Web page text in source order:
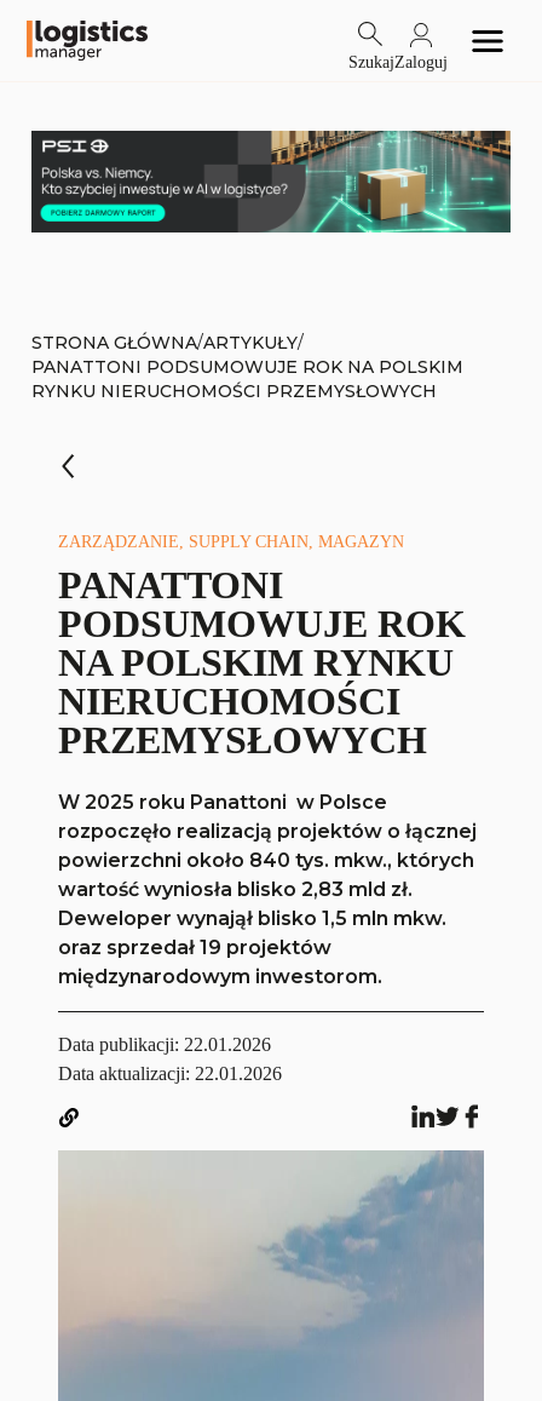
SzukajZaloguj
STRONA GŁÓWNA/ARTYKUŁY/
PANATTONI PODSUMOWUJE ROK NA POLSKIM
RYNKU NIERUCHOMOŚCI PRZEMYSŁOWYCH
ZARZĄDZANIE, SUPPLY CHAIN, MAGAZYN
PANATTONI
PODSUMOWUJE ROK
NA POLSKIM RYNKU
NIERUCHOMOŚCI
PRZEMYSŁOWYCH
W 2025 roku Panattoni w Polsce
rozpoczęło realizacją projektów o łącznej
powierzchni około 840 tys. mkw., których
wartość wyniosła blisko 2,83 mld zł.
Deweloper wynajął blisko 1,5 mln mkw.
oraz sprzedał 19 projektów
międzynarodowym inwestorom.
Data publikacji: 22.01.2026
Data aktualizacji: 22.01.2026